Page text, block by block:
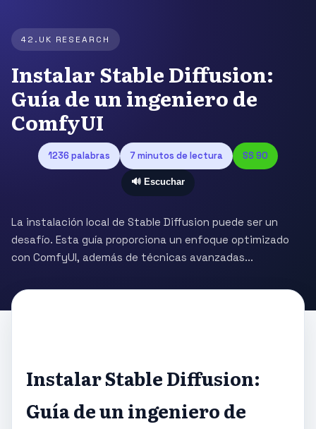
42.UK RESEARCH
Instalar Stable Diffusion:
Guía de un ingeniero de
ComfyUI
1236 palabras 7 minutos de lectura SS 90
🔊 Escuchar
La instalación local de Stable Diffusion puede ser un
desafío. Esta guía proporciona un enfoque optimizado
con ComfyUI, además de técnicas avanzadas...
Instalar Stable Diffusion:
Guía de un ingeniero de